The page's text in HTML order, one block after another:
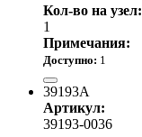
Кол-во на узел:
1
Примечания:
Доступно: 1
39193A
Артикул:
39193-0036